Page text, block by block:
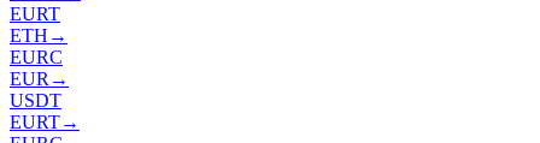
EURT
ETH →
EURC
EUR →
USDT
EURT→